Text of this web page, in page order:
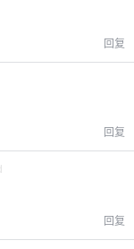
回复
回复
回复